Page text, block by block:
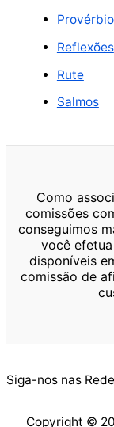
Reflexões
Rute
Salmos
Como
comissões
conseguimos
você
disponíveis
comissão de
Siga-nos nas
Copyright ©